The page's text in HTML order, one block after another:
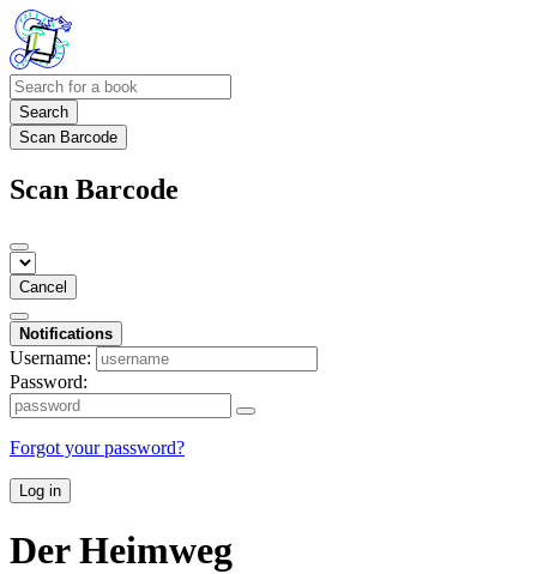
Search
Scan Barcode
Scan Barcode
Cancel
Notifications
Username:
Password:
Forgot your password?
Log in
Der Heimweg